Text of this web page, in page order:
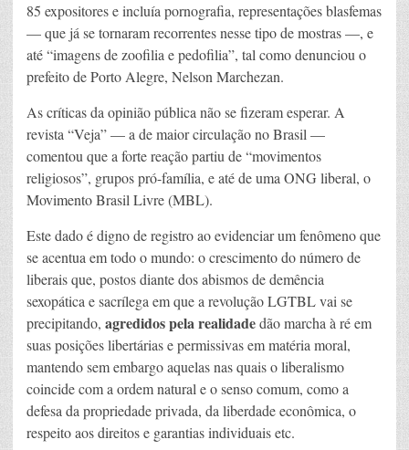
85 expositores e incluía pornografia, representações blasfemas
— que já se tornaram recorrentes nesse tipo de mostras —, e
até “imagens de zoofilia e pedofilia”, tal como denunciou o
prefeito de Porto Alegre, Nelson Marchezan.
As críticas da opinião pública não se fizeram esperar. A
revista “Veja” — a de maior circulação no Brasil —
comentou que a forte reação partiu de “movimentos
religiosos”, grupos pró-família, e até de uma ONG liberal, o
Movimento Brasil Livre (MBL).
Este dado é digno de registro ao evidenciar um fenômeno que
se acentua em todo o mundo: o crescimento do número de
liberais que, postos diante dos abismos de demência
sexopática e sacrílega em que a revolução LGTBL vai se
precipitando, agredidos pela realidadedão marcha à ré em
suas posições libertárias e permissivas em matéria moral,
mantendo sem embargo aquelas nas quais o liberalismo
coincide com a ordem natural e o senso comum, como a
defesa da propriedade privada, da liberdade econômica, o
respeito aos direitos e garantias individuais etc.